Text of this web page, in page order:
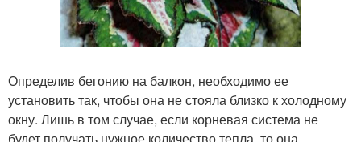
Определив бегонию на балкон, необходимо ее
установить так, чтобы она не стояла близко к холодному
окну. Лишь в том случае, если корневая система не